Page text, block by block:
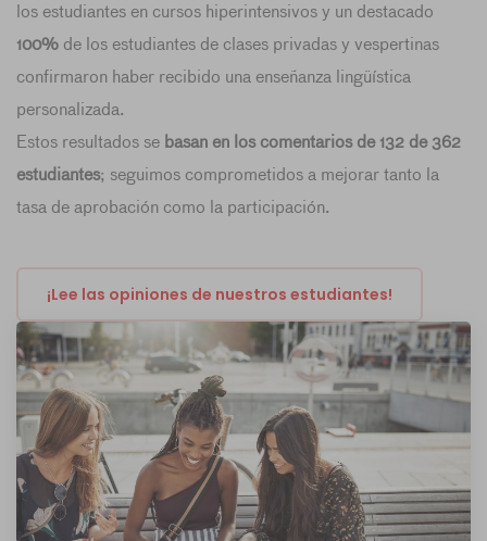
los estudiantes en cursos hiperintensivos y un destacado
100% de los estudiantes de clases privadas y vespertinas
confirmaron haber recibido una enseñanza lingüística
personalizada.
Estos resultados se basan en los comentarios de 132 de 362
estudiantes; seguimos comprometidos a mejorar tanto la
tasa de aprobación como la participación.
¡Lee las opiniones de nuestros estudiantes!